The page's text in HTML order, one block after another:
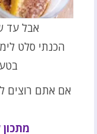
אבל עד
הכנתי סלט
אם אתם רוצים